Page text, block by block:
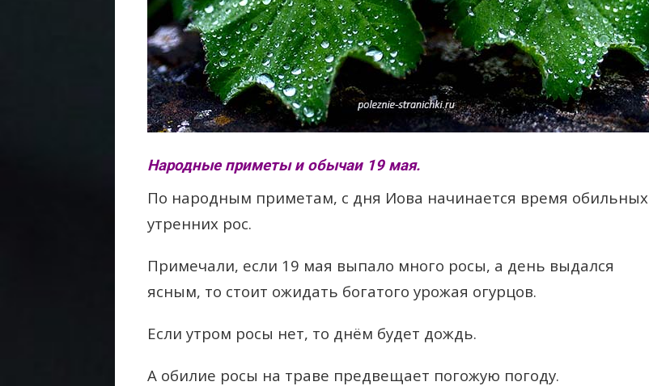
Народные приметы и обычаи 19 мая.
По народным приметам, с дня Иова начинается время обильных
утренних рос.
Примечали, если 19 мая выпало много росы, а день выдался
ясным, то стоит ожидать богатого урожая огурцов.
Если утром росы нет, то днём будет дождь.
А обилие росы на траве предвещает погожую погоду.